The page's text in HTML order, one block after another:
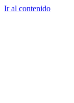
Ir al contenido